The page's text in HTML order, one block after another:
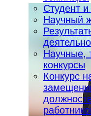
Студент и
Научный
Научные,
конкурсы
Конкурс